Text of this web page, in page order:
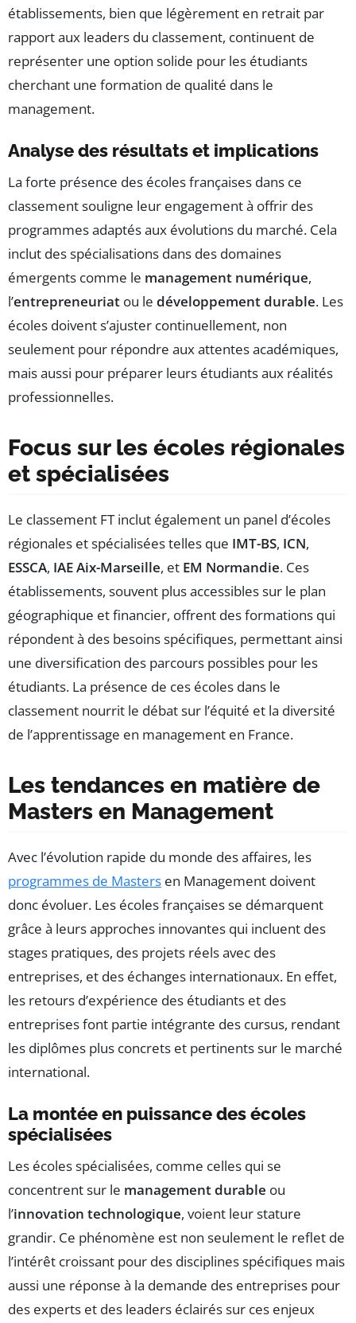
établissements, bien que légèrement en retrait par
rapport aux leaders du classement, continuent de
représenter une option solide pour les étudiants
cherchant une formation de qualité dans le
management.
Analyse des résultats et implications
La forte présence des écoles françaises dans ce
classement souligne leur engagement à offrir des
programmes adaptés aux évolutions du marché. Cela
inclut des spécialisations dans des domaines
émergents comme le management numérique,
l’entrepreneuriat ou le développement durable. Les
écoles doivent s’ajuster continuellement, non
seulement pour répondre aux attentes académiques,
mais aussi pour préparer leurs étudiants aux réalités
professionnelles.
Focus sur les écoles régionales
et spécialisées
Le classement FT inclut également un panel d’écoles
régionales et spécialisées telles que IMT-BS, ICN,
ESSCA, IAE Aix-Marseille, et EM Normandie. Ces
établissements, souvent plus accessibles sur le plan
géographique et financier, offrent des formations qui
répondent à des besoins spécifiques, permettant ainsi
une diversification des parcours possibles pour les
étudiants. La présence de ces écoles dans le
classement nourrit le débat sur l’équité et la diversité
de l’apprentissage en management en France.
Les tendances en matière de
Masters en Management
Avec l’évolution rapide du monde des affaires, les
programmes de Masters en Management doivent
donc évoluer. Les écoles françaises se démarquent
grâce à leurs approches innovantes qui incluent des
stages pratiques, des projets réels avec des
entreprises, et des échanges internationaux. En effet,
les retours d’expérience des étudiants et des
entreprises font partie intégrante des cursus, rendant
les diplômes plus concrets et pertinents sur le marché
international.
La montée en puissance des écoles
spécialisées
Les écoles spécialisées, comme celles qui se
concentrent sur le management durable ou
l’innovation technologique, voient leur stature
grandir. Ce phénomène est non seulement le reflet de
l’intérêt croissant pour des disciplines spécifiques mais
aussi une réponse à la demande des entreprises pour
des experts et des leaders éclairés sur ces enjeux